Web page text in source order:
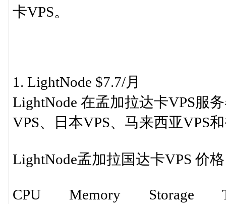
卡VPS。
1. LightNode $7.7/月
LightNode 在孟加拉达卡VPS服
VPS、日本VPS、马来西亚VPS
LightNode孟加拉国达卡VPS 价
CPU Memory Storage